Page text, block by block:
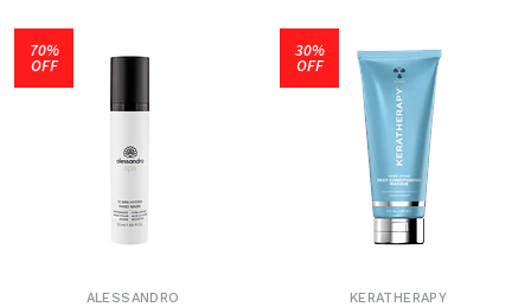
70%
OFF
ALESSANDRO
30%
OFF
KERATHERAPY